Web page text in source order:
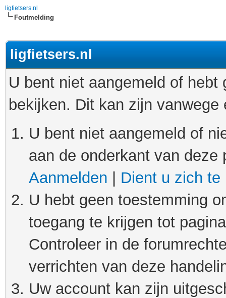
ligfietsers.nl
Foutmelding
ligfietsers.nl
U bent niet aangemeld of
bekijken. Dit kan zijn
U bent niet aangemeld of
aan de onderkant van
Aanmelden
Dient u zich te
U hebt geen toestemming
toegang te krijgen tot
Controleer in de
verrichten van deze
Uw account kan zijn